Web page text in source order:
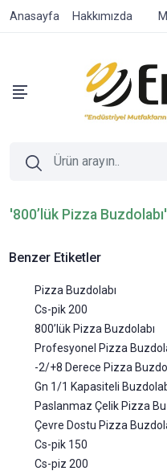
Anasayfa Hakkımızda
'800’lük Pizza
Benzer Etiketler
Pizza Buzdolabı
Cs-pik 200
800’lük Pizza Buzdolabı
Profesyonel Pizza
-2/+8 Derece Pizza
Gn 1/1 Kapasiteli
Paslanmaz Çelik Pizza
Çevre Dostu Pizza
Cs-pik 150
Cs-piz 200